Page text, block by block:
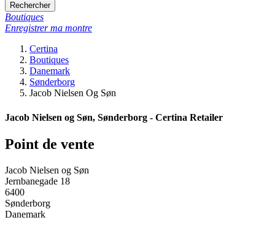
Rechercher
Boutiques
Enregistrer ma montre
Certina
Boutiques
Danemark
Sønderborg
Jacob Nielsen Og Søn
Jacob Nielsen og Søn, Sønderborg - Certina Retailer
Point de vente
Jacob Nielsen og Søn
Jernbanegade 18
6400
Sønderborg
Danemark